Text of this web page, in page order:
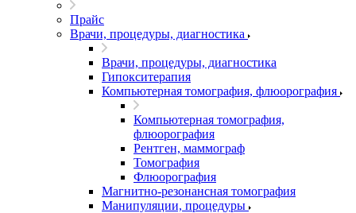
Прайс
Врачи, процедуры, диагностика
Врачи, процедуры, диагностика
Гипокситерапия
Компьютерная томография, флюорография
Компьютерная томография,
флюорография
Рентген, маммограф
Томография
Флюорография
Магнитно-резонансная томография
Манипуляции, процедуры